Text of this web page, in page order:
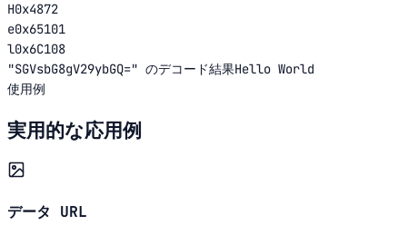
H0x4872
e0x65101
l0x6C108
"SGVsbG8gV29ybGQ=" のデコード結果Hello World
使用例
実用的な応用例
データ URL